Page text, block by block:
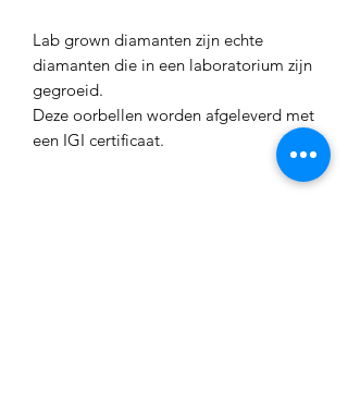
Lab grown diamanten zijn echte
diamanten die in een laboratorium zijn
gegroeid.
Deze oorbellen worden afgeleverd met
een IGI certificaat.